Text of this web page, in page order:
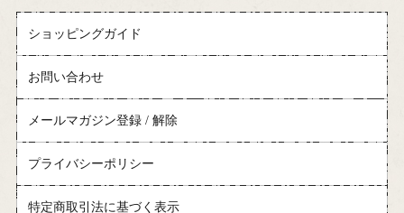
ショッピングガイド
お問い合わせ
メールマガジン登録 / 解除
プライバシーポリシー
特定商取引法に基づく表示